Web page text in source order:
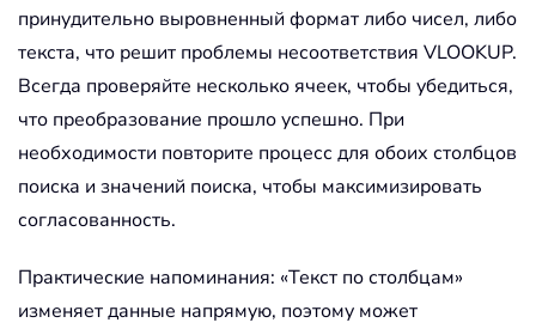
принудительно выровненный формат либо чисел, либо
текста, что решит проблемы несоответствия VLOOKUP.
Всегда проверяйте несколько ячеек, чтобы убедиться,
что преобразование прошло успешно. При
необходимости повторите процесс для обоих столбцов
поиска и значений поиска, чтобы максимизировать
согласованность.
Практические напоминания: «Текст по столбцам»
изменяет данные напрямую, поэтому может